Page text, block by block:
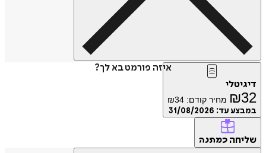
איזה פורמט בא לך?
דיגיטלי
₪32 מחיר קודם: ₪34
במבצע עד: 31/08/2026
שליחה כמתנה